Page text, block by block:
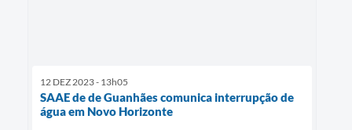
12 DEZ 2023 - 13h05
SAAE de de Guanhães comunica interrupção de
água em Novo Horizonte